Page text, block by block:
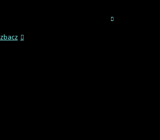
zbacz